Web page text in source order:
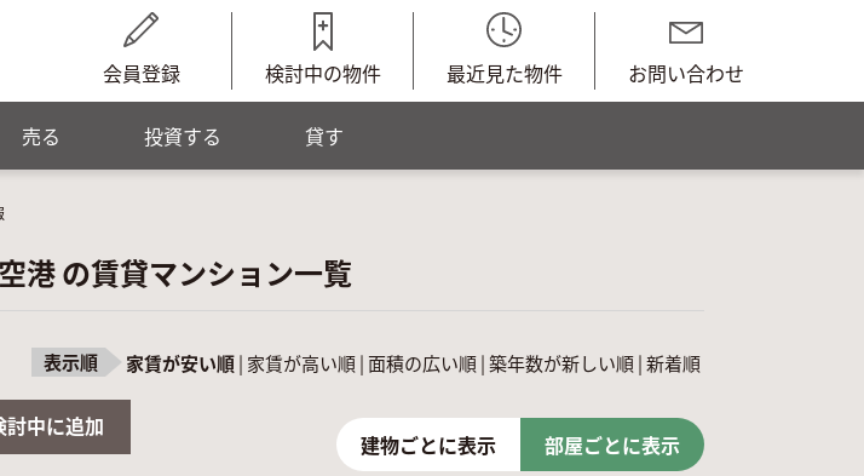
会員登録 検討中の物件 最近見た物件 お問い合わせ
売る 投資する 貸す
港 の賃貸マンション一覧
表示順 家賃が安い順| 家賃が高い順|面積の広い順|築年数が新しい順|新着順
中に追加
部屋ごとに表示
建物ごとに表示